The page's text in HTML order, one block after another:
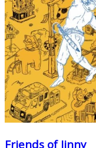
Friends of Jinny